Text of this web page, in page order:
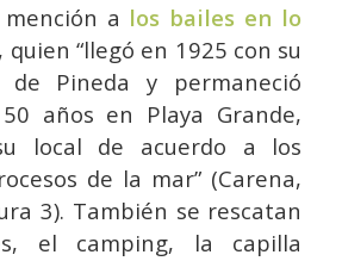
a los bailes en lo
, quien “llegó en 1925 con su
de Pineda y permaneció
años en Playa Grande,
local de acuerdo a los
de la mar” (Carena,
3). También se rescatan
el camping, la capilla